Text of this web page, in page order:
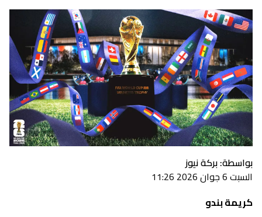
بواسطة: بركة نيوز
السبت 6 جوان 2026 11:26
كريمة بندو